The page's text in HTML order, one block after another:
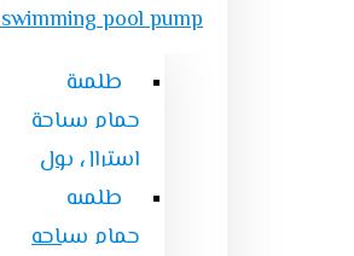
swimming pool pump )
طلمبة
حمام سباحة
استرال بول
طلمبه
حمام سباحه